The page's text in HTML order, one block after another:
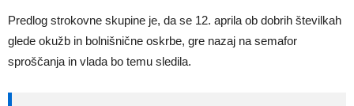
Predlog strokovne skupine je, da se 12. aprila ob dobrih številkah
glede okužb in bolnišnične oskrbe, gre nazaj na semafor
sproščanja in vlada bo temu sledila.